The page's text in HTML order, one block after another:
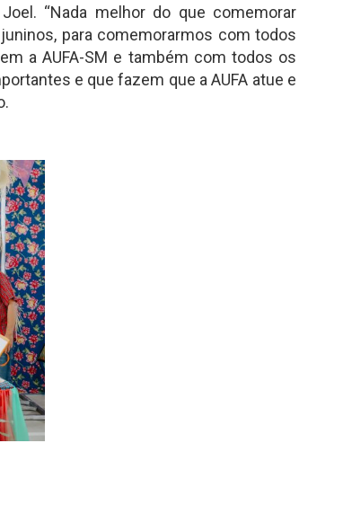
“Nada melhor do que comemorar
para comemorarmos com todos
a AUFA-SM e também com todos os
e que fazem que a AUFA atue e